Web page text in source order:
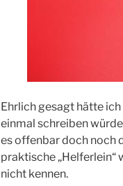
Ehrlich gesagt hätte
einmal schreiben
es offenbar doch noch
praktische „Helferlein“
nicht kennen.